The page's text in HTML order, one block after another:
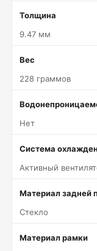
Толщина
9.47 мм
Вес
228 граммов
Нет
Система
Активный
Материал задней
Стекло
Материал рамки